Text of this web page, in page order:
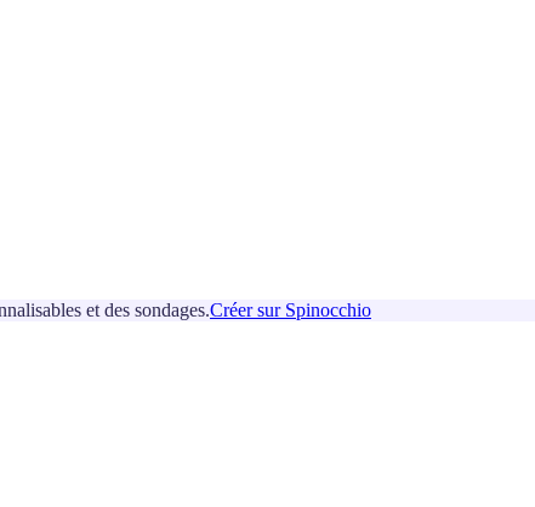
et des sondages.Créer sur Spinocchio